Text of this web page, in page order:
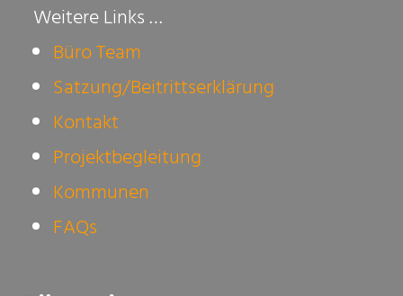
Weitere Links …
Büro Team
Satzung/Beitrittserklärung
Kontakt
Projektbegleitung
Kommunen
FAQs